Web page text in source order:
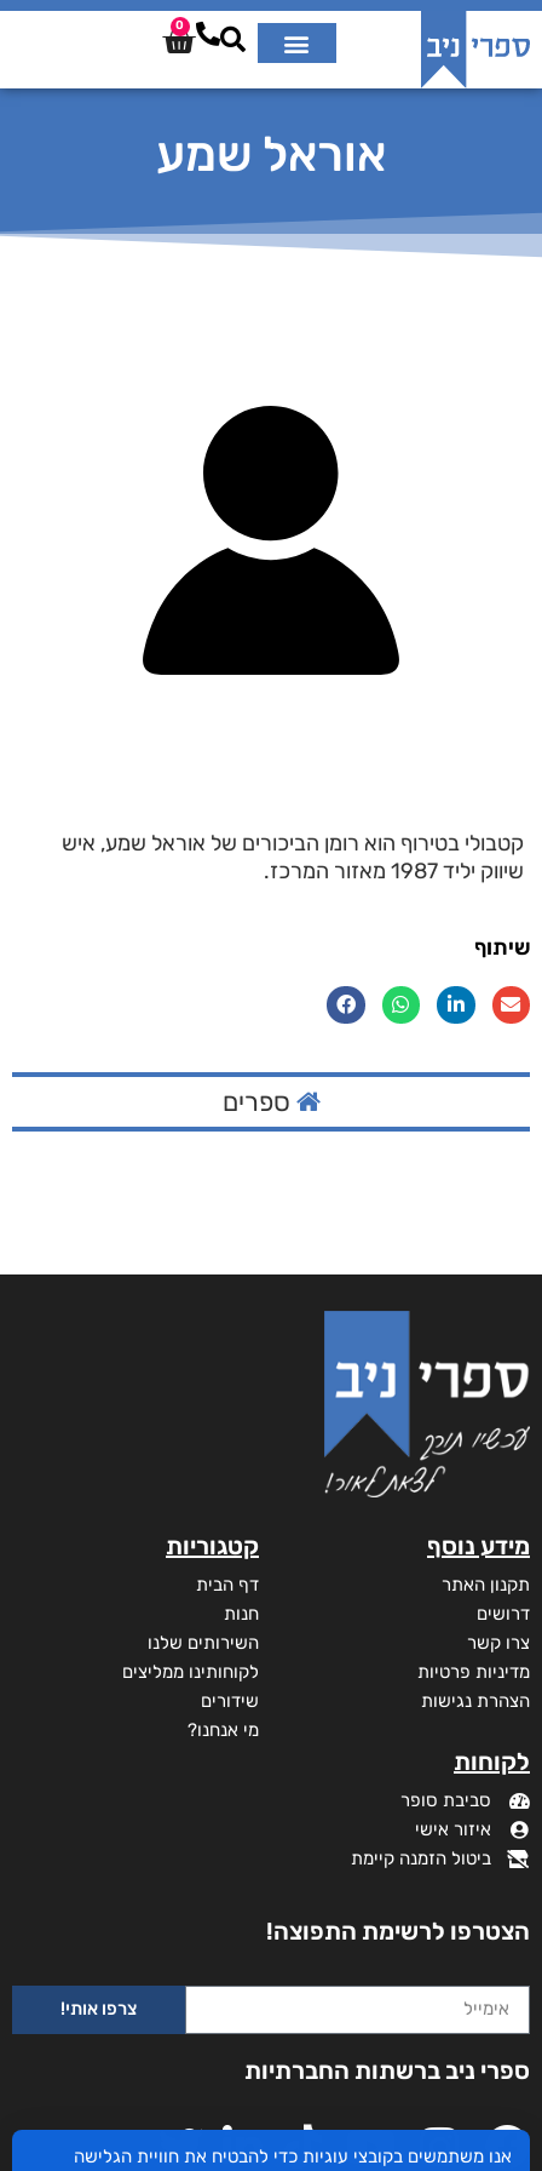
0
אוראל שמע
קטבולי בטירוף הוא רומן הביכורים של אוראל שמע, איש
שיווק יליד 1987 מאזור המרכז.
שיתוף
ספרים
מידע נוסף
תקנון האתר
דרושים
צרו קשר
מדיניות פרטיות
הצהרת נגישות
לקוחות
סביבת סופר
איזור אישי
ביטול הזמנה קיימת
קטגוריות
דף הבית
חנות
השירותים שלנו
לקוחותינו ממליצים
שידורים
מי אנחנו?
הצטרפו לרשימת התפוצה!
צרפו אותי!
ספרי ניב ברשתות החברתיות
אנו משתמשים בקובצי עוגיות כדי להבטיח את חוויית הגלישה